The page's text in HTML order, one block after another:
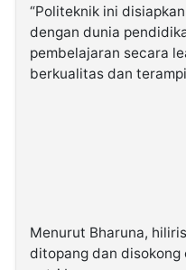
“Politeknik ini
dengan dunia
pembelajaran secara
berkualitas dan
Menurut Bharuna,
ditopang dan disokong